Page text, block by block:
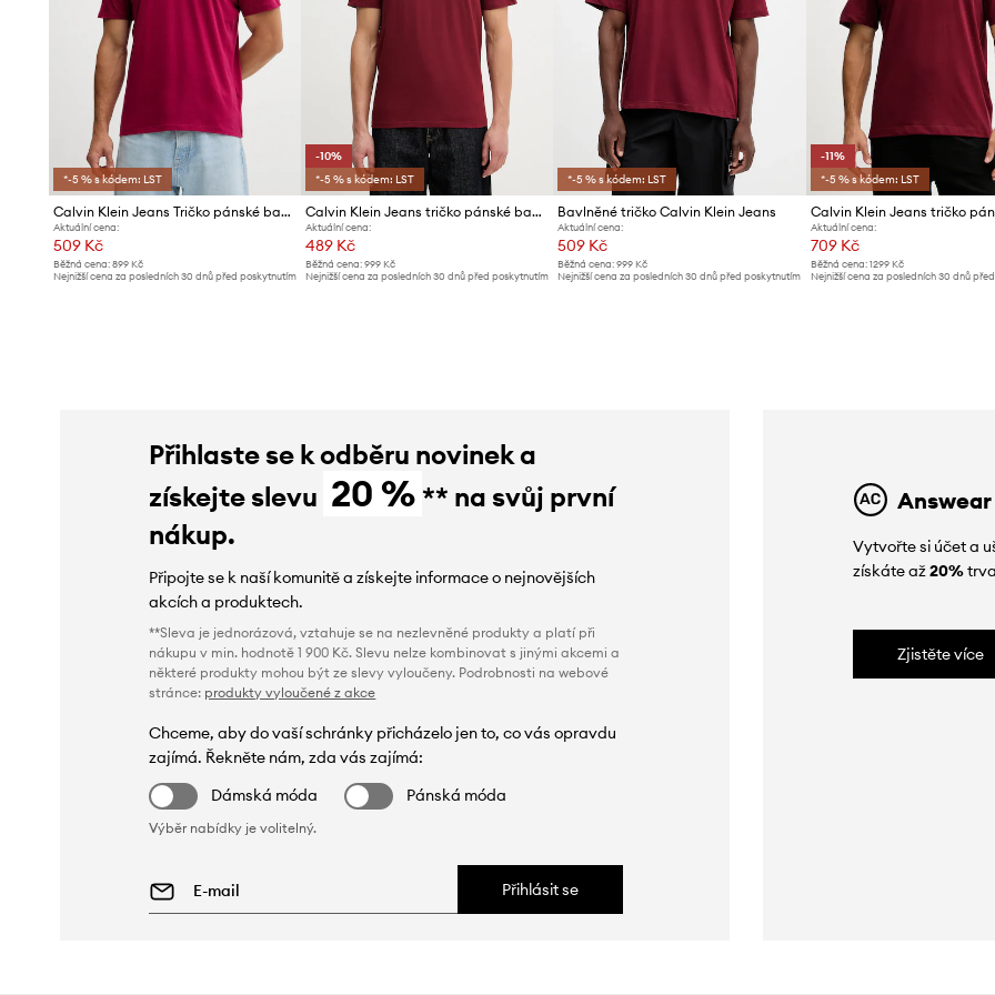
*-5 % s kódem: LST
Calvin Klein Jeans Tričko pánské bavlněné
Aktuální cena:
509 Kč
Běžná cena: 899 Kč
Nejnižší cena za posledních 30 dnů před poskytnutím
-10%
*-5 % s kódem: LST
Calvin Klein Jeans tričko pánské bavlněné
Aktuální cena:
489 Kč
Běžná cena:999 Kč
Nejnižší cena za posledních 30 dnů před poskytnutím
*-5 % s kódem: LST
Bavlněné tričko Calvin Klein Jeans
Aktuální cena:
509 Kč
Běžná cena: 999 Kč
Nejnižší cena za posledních 30 dnů před poskytnutím
-11%
*-5 % s kódem: LST
Aktuální cena:
709 Kč
Běžná cena: 1299 Kč
Nejnižší cena za posledních 30 dnů
Přihlaste se k odběru novinek a
získejte slevu 20 % ** na svůj první
nákup.
Připojte se k naší komunitě a získejte informace o nejnovějších
akcích a produktech.
**Sleva je jednorázová, vztahuje se na nezlevněné produkty a platí při
nákupu v min. hodnotě 1 900 Kč. Slevu nelze kombinovat s jinými akcemi a
některé produkty mohou být ze slevy vyloučeny. Podrobnosti na webové
stránce: produkty vyloučené z akce
Chceme, aby do vaší schránky přicházelo jen to, co vás opravdu
zajímá. Řekněte nám, zda vás zajímá:
Dámská móda
Pánská móda
Výběr nabídky je volitelný.
Přihlásit se
Vytvořte si účet a
získáte až20%
Zjistěte více